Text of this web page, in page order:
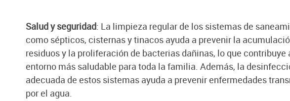
Salud y seguridad: La limpieza regular de los sistemas de
como sépticos, cisternas y tinacos ayuda a prevenir la
residuos y la proliferación de bacterias dañinas, lo que contribuye
entorno más saludable para toda la familia. Además, la
adecuada de estos sistemas ayuda a prevenir enfermedades
por el agua.